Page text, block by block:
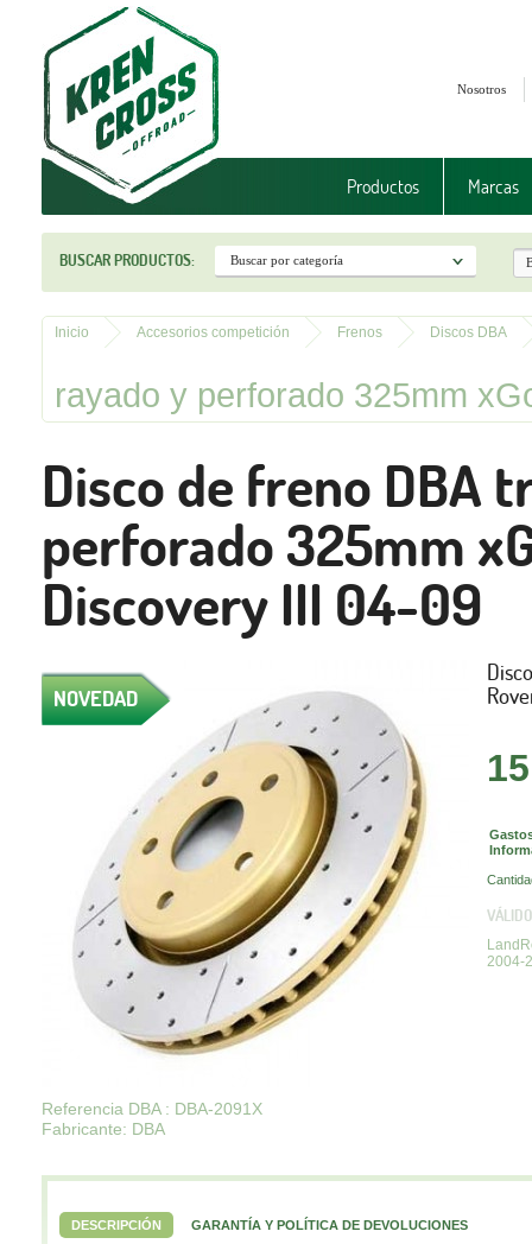
Nosotros
Productos Marcas
BUSCAR PRODUCTOS:
Inicio Accesorios competición Frenos Discos DBA
rayado y perforado 325mm
Disco de freno DBA
perforado 325mm
Discovery III 04-09
NOVEDAD
Referencia DBA : DBA-2091X
Fabricante: DBA
2004-
DESCRIPCIÓN GARANTÍA Y POLÍTICA DE DEVOLUCIONES